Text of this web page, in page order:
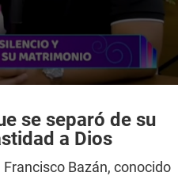
se separó de su
a Dios
Bazán, conocido